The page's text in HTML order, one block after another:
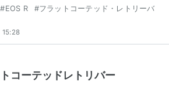
#EOS R #フラットコーテッド・レトリーバ
15:28
コーテッドレトリバー